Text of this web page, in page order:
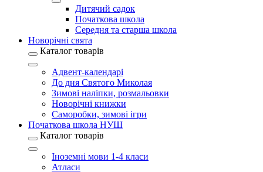
Дитячий садок
Початкова школа
Середня та старша школа
Новорічні свята
Каталог товарів
Адвент-календарі
До дня Святого Миколая
Зимові наліпки, розмальовки
Новорічні книжки
Саморобки, зимові ігри
Початкова школа НУШ
Каталог товарів
Іноземні мови 1-4 класи
Атласи